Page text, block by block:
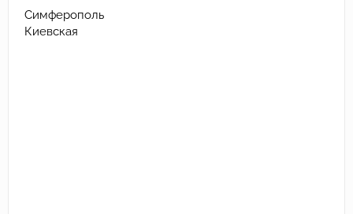
Симферополь
Киевская